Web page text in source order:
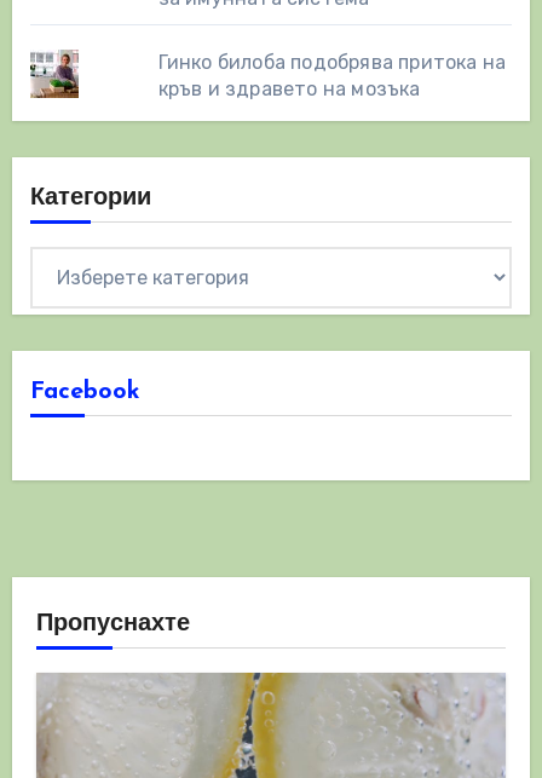
Гинко билоба подобрява притока на
кръв и здравето на мозъка
Категории
Facebook
Пропуснахте